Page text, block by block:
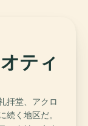
ティ
拝堂、アクロ
く地区だ。